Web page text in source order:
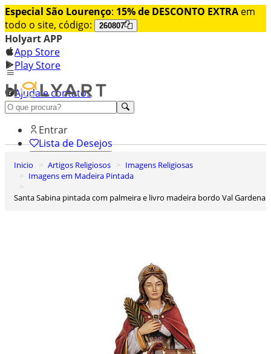
Especial São Lourenço: 15% de DESCONTO EXTRA em
todo o site, código:
260807
Holyart APP
App Store
Play Store
Ajuda e contatos
Conheça premium
Entrar
Lista de Desejos
0
Carrinho de Compras
Inicio Artigos Religiosos
Imagens Religiosas
Imagens em Madeira Pintada
Santa Sabina pintada com palmeira e livro madeira bordo Val Gardena